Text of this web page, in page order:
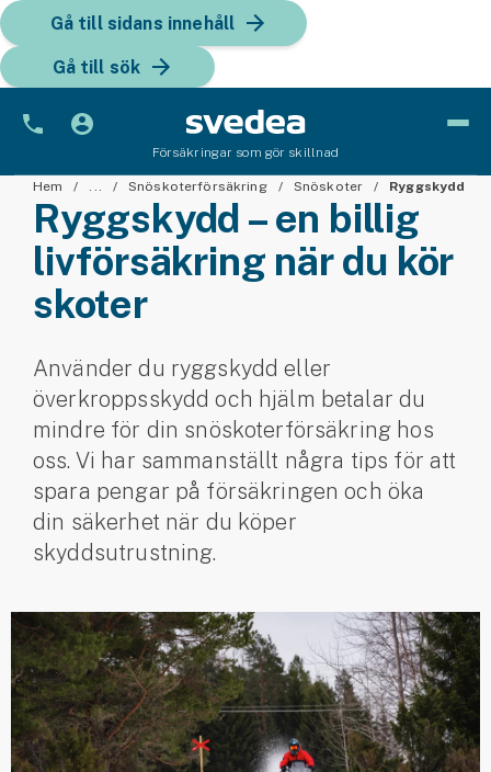
Gå till sidans innehåll
Gå till sök
Försäkringar som gör skillnad
Bil
Bilförsäkring
Bilförsäkring för företag
Fordon
Snöskoterförsäkring
ATV-försäkring
Husvagnsförsäkring
Motorcykel
Mc-försäkring
Märkesförsäkringar
Båt
Båtförsäkring
Hem ... Snöskoterförsäkring Snöskoter Ryggskydd
Ryggskydd – en billig
liv­försäkring när du kör
skoter
Använder du ryggskydd eller
överkropps­skydd och hjälm betalar du
mindre för din snöskoter­försäkring hos
oss. Vi har sammanställt några tips för att
spara pengar på försäkringen och öka
din säkerhet när du köper
skyddsutrustning.